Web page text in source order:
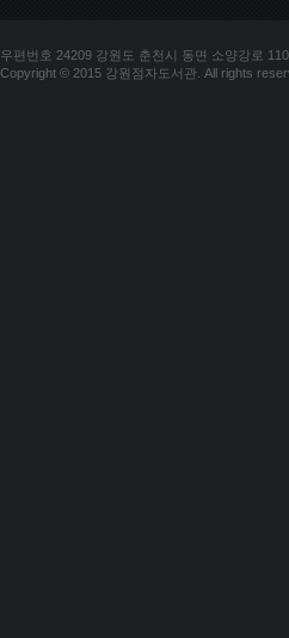
우편번호 24209 강원도 춘천시 동면 소양강로
Copyright © 2015 강원점자도서관. All rights